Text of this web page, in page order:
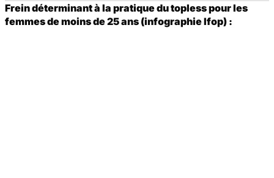
Frein déterminant à la pratique du topless pour les
femmes de moins de 25 ans (infographie Ifop) :